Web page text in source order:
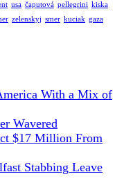
usa čaputová pellegrini kiska
zelenskyj smer kuciak gaza
With a Mix of
Wavered
$17 Million From
Stabbing Leave